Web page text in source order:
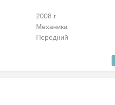
2008 г.
Механика
Передний